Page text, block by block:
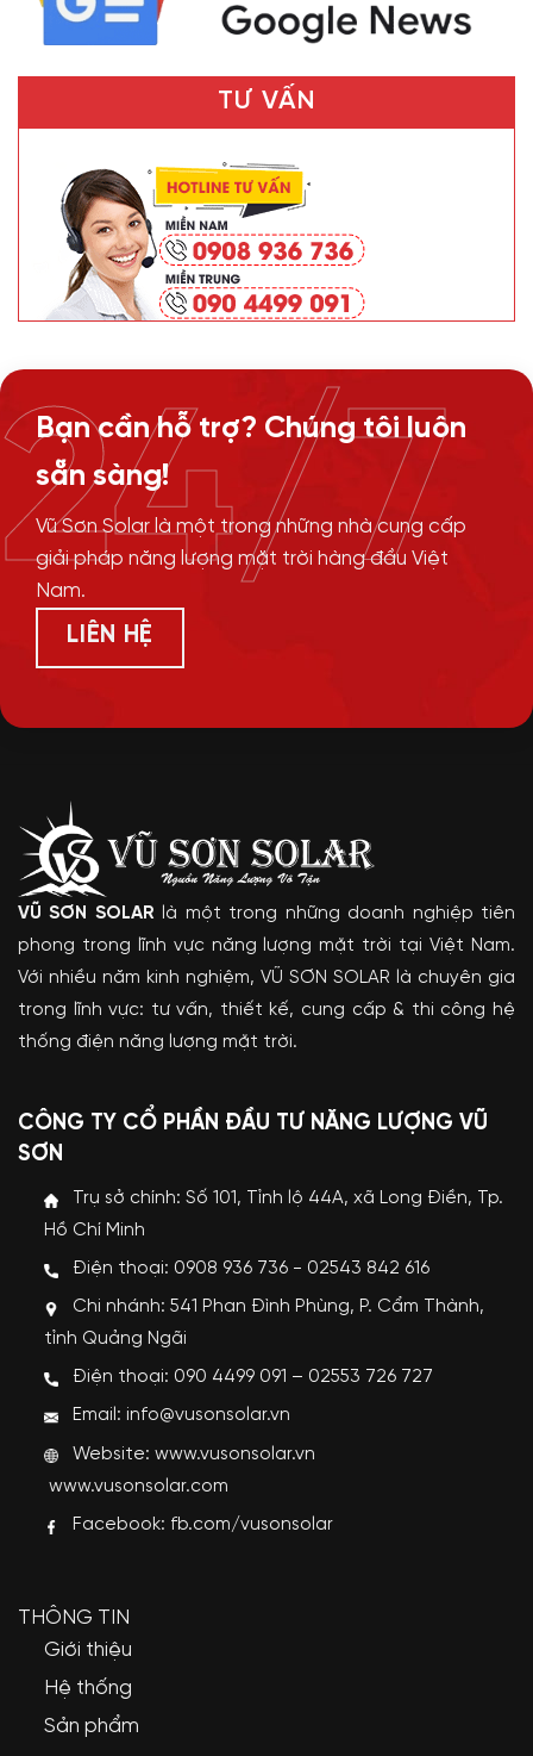
TƯ VẤN
Bạn cần hỗ trợ? Chúng tôi luôn
sẵn sàng!
Vũ Sơn Solar là một trong những nhà cung cấp
giải pháp năng lượng mặt trời hàng đầu Việt
Nam.
LIÊN HỆ
24/7
VŨ SƠN SOLAR là một trong những doanh nghiệp tiên
phong trong lĩnh vực năng lượng mặt trời tại Việt Nam.
Với nhiều năm kinh nghiệm, VŨ SƠN SOLAR là chuyên gia
trong lĩnh vực: tư vấn, thiết kế, cung cấp & thi công hệ
thống điện năng lượng mặt trời.
CÔNG TY CỔ PHẦN ĐẦU TƯ NĂNG LƯỢNG VŨ
SƠN
Trụ sở chính: Số 101, Tỉnh lộ 44A, xã Long Điền, Tp.
Hồ Chí Minh
Điện thoại: 0908 936 736 - 02543 842 616
Chi nhánh: 541 Phan Đình Phùng, P. Cẩm Thành,
tỉnh Quảng Ngãi
Điện thoại: 090 4499 091 – 02553 726 727
Email: info@vusonsolar.vn
Website:www.vusonsolar.vn
www.vusonsolar.com
Facebook: fb.com/vusonsolar
THÔNG TIN
Giới thiệu
Hệ thống
Sản phẩm